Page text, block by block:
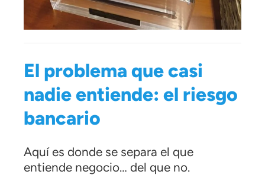
El problema que casi
nadie entiende: el riesgo
bancario
Aquí es donde se separa el que
entiende negocio… del que no.